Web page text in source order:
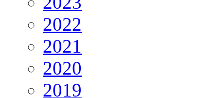
2022
2021
2020
2019